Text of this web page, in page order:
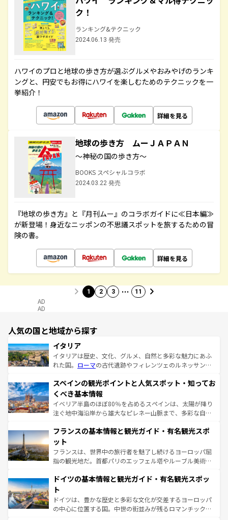
ク！
ランキング&テクニック
2024.06.13 発売
ハワイのプロと地球の歩き方が選ぶグルメやおみやげのランキ
ングと、円安でもお得にハワイを楽しむためのテクニックを一
挙紹介！
詳細を見る
地球の歩き方 ムーＪＡＰＡＮ
～神秘の国の歩き方～
BOOKS スペシャルコラボ
2024.03.22 発売
『地球の歩き方』と『月刊ムー』のコラボガイドに≪日本編≫
が新登場！身近なニッポンの不思議スポットを旅するための冒
険の書。
詳細を見る
1 2 3 … 11
AD
AD
人気の国と地域から探す
イタリア
イタリアは歴史、文化、グルメ、自然と多彩な魅力にあふ
れた国。 ローマの古代遺跡やフィレンツェのルネッサンス
ろん、トスカーナの美しい田園風景やアマルフィ海岸の絶
景など、自然景観も見逃せない。観光の合間には、本場の
ピザやパスタなど、絶品のイタリア料理を堪能することも
できる。朝目覚めてから夜眠るまで、すべての瞬間を楽し
なお、新着のイタリア情報はコンテンツ一覧を参照してほ
しい。
スペインの観光ポイントと人気スポット・知ってお
くべき基本情報
イベリア半島のほぼ80％を占めるスペインは、太陽が降り
注ぐ地中海沿岸から雄大なピレネー山脈まで、多彩な自然
文化が根付くこの国では、情熱的なフラメンコ、熱気あふ
れる闘牛、そして美味しいタパスが生活の一部となってい
る。首都マドリードの洗練された雰囲気や、バルセロナの
アートに溢れた街角から、地方では古代ローマ遺跡や中世
せる。地方によって風土や気候が異なるスペインはその個
ンテンツ一覧 を参照してほしい。
フランスの基本情報と観光ガイド・有名観光スポ
ット
フランスは、世界中の旅行者を魅了し続けるヨーロッパ屈
指の観光地だ。首都パリのエッフェル塔やルーブル美術館
で、幅広い魅力が詰まっている。華麗な宮殿、歴史的な大
聖堂、美しいビーチ、そして豊かな自然が、訪れる者を心
から魅了する。また、フランスは美食の国としても知ら
れ、フランス料理はユネスコ無形文化遺産にも登録されて
ドイツの基本情報と観光ガイド・有名観光スポッ
ト
ドイツは、豊かな歴史と多彩な文化が交差するヨーロッパ
の中心に位置する国。中世の街並みが残るロマンチック街